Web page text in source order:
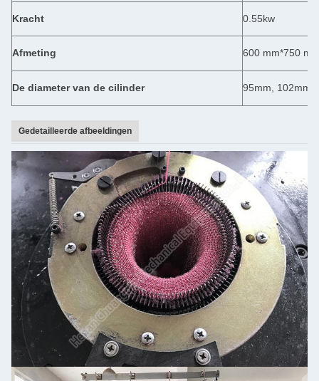
Kracht 0.55kw
Afmeting 600 mm*750
De diameter van de cilinder 95mm, 102mm,
Gedetailleerde afbeeldingen